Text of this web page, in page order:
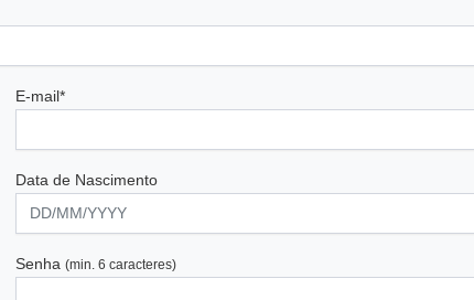
E-mail*
Data de Nascimento
Senha(min. 6 caracteres)